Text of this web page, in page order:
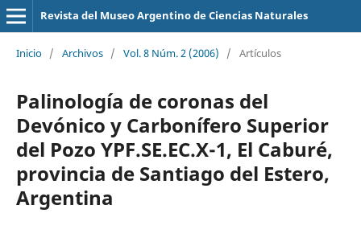
Revista del Museo Argentino de Ciencias Naturales
Inicio / Archivos / Vol. 8 Núm. 2 (2006) / Artículos
Palinología de coronas del
Devónico y Carbonífero Superior
del Pozo YPF.SE.EC.X-1, El Caburé,
provincia de Santiago del Estero,
Argentina